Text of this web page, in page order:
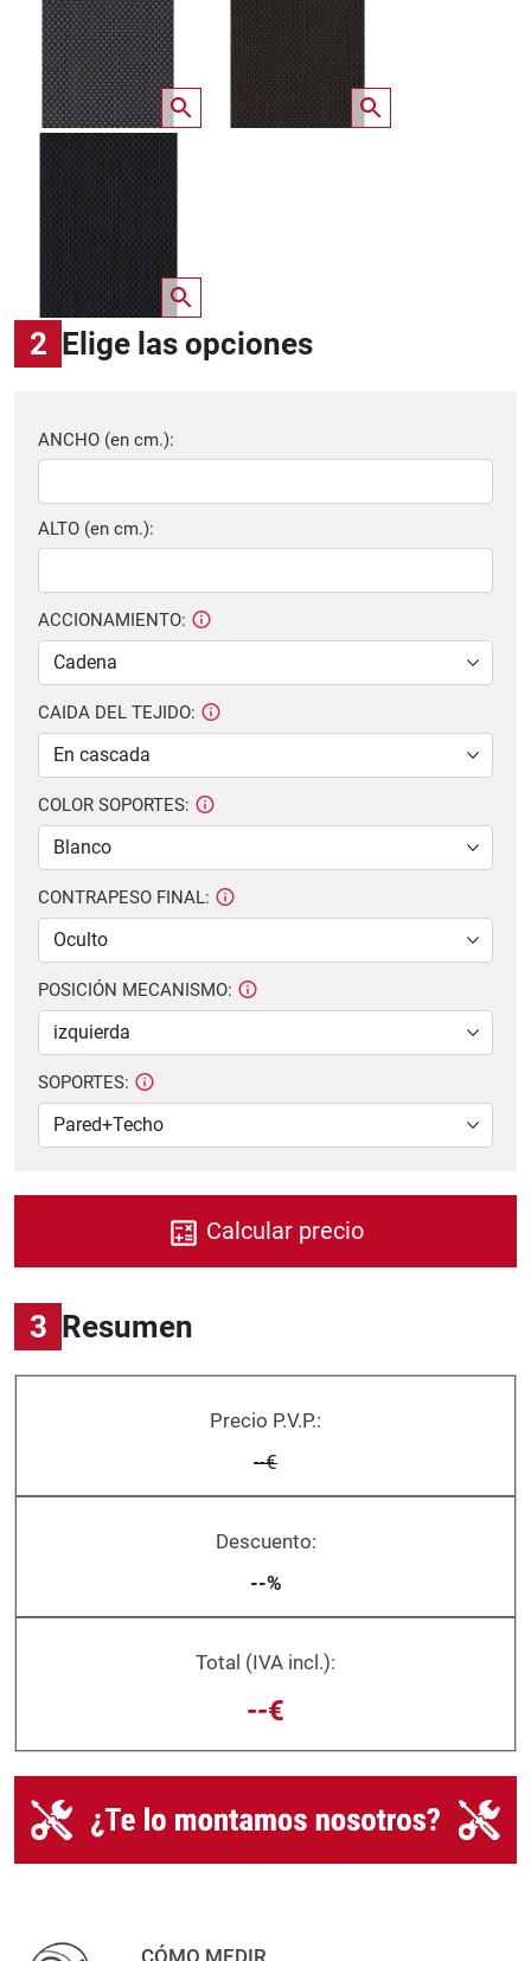
2 Elige las opciones
ANCHO (en cm.):
ALTO (en cm.):
ACCIONAMIENTO:
CAIDA DEL TEJIDO:
COLOR SOPORTES:
CONTRAPESO FINAL:
POSICIÓN MECANISMO:
SOPORTES:
Calcular precio
3 Resumen
Precio P.V.P.:
--€
Descuento:
--%
Total (IVA incl.):
--€